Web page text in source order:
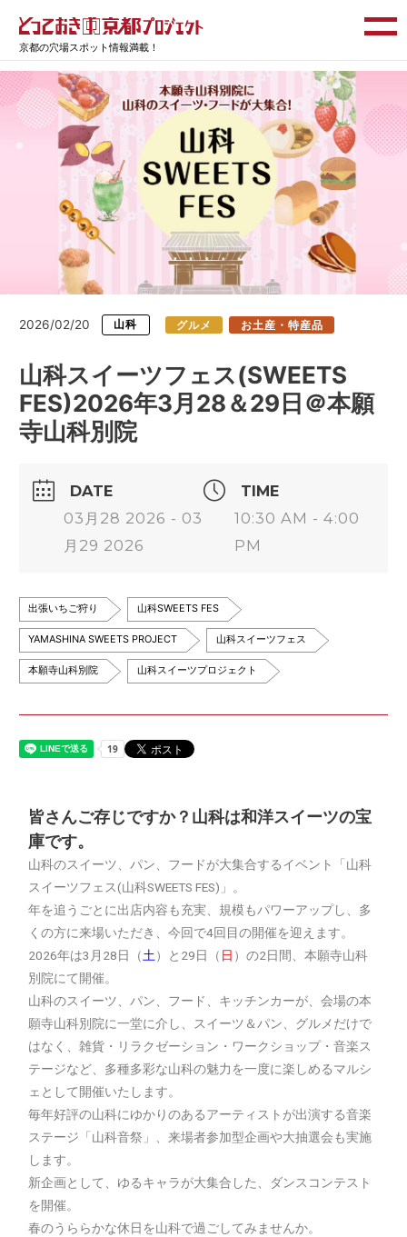
京都の穴場スポット情報満載！
2026/02/20 山科 グルメ お土産・特産品
山科スイーツフェス(SWEETS
FES)2026年3月28＆29日＠本願
寺山科別院
DATE
03月28 2026 - 03
月29 2026
TIME
10:30 AM - 4:00
PM
出張いちご狩り 山科SWEETS FES
YAMASHINA SWEETS PROJECT 山科スイーツフェス
本願寺山科別院 山科スイーツプロジェクト
皆さんご存じですか？山科は和洋スイーツの宝
庫です。
山科のスイーツ、パン、フードが大集合するイベント「山科
スイーツフェス(山科SWEETS FES)」。
年を追うごとに出店内容も充実、規模もパワーアップし、多
くの方に来場いただき、今回で4回目の開催を迎えます。
2026年は3月28日（土）と29日（ 日 ）の2日間、本願寺山科
別院にて開催。
山科のスイーツ、パン、フード、キッチンカーが、会場の本
願寺山科別院に一堂に介し、スイーツ＆パン、グルメだけで
はなく、雑貨・リラクゼーション・ワークショップ・音楽ス
テージなど、多種多彩な山科の魅力を一度に楽しめるマルシ
ェとして開催いたします。
毎年好評の山科にゆかりのあるアーティストが出演する音楽
ステージ「山科音祭」、来場者参加型企画や大抽選会も実施
します。
新企画として、ゆるキャラが大集合した、ダンスコンテスト
を開催。
春のうららかな休日を山科で過ごしてみませんか。